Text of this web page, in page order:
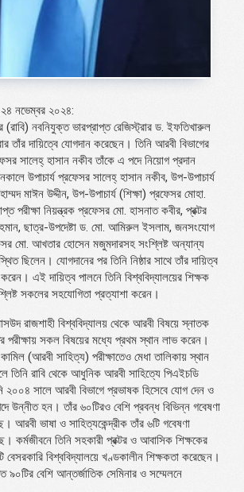
২৪ নভেম্বর ২০২৪:
(রাবি) নবনিযুক্ত ভারপ্রাপ্ত রেজিস্ট্রার ড. ইফতিখারুল
দায়িত্বে যোগদান করেছেন। তিনি আরবী বিভাগের
সালেহ্ হাসান নকীব তাঁকে এ পদে নিয়োগ প্রদান
উপাচার্য প্রফেসর সালেহ্ হাসান নকীব, উপ-উপাচার্য
মাঈন উদ্দীন, উপ-উপাচার্য (শিক্ষা) প্রফেসর মোহা.
পরীক্ষা নিয়ন্ত্রক প্রফেসর মো. হাসনাত কবীর, প্রক্টর
ছাত্র-উপদেষ্টা ড. মো. আমিরুল ইসলাম, জনসংযোগ
মো. আখতার হোসেন মজুমদারসহ সংশ্লিষ্ট অন্যান্য
ছিলেন। যোগদানের পর তিনি নিষ্ঠার সাথে তাঁর দায়িত্ব
এই দায়িত্ব পালনে তিনি বিশ্ববিদ্যালয়ের শিক্ষক
সকলের সহযোগিতা প্রত্যাশা করেন।
রাজশাহী বিশ্ববিদ্যালয় থেকে আরবী বিষয়ে স্নাতক
সকল বিষয়ের মধ্যে প্রথম স্থান লাভ করেন।
(আরবী সাহিত্য) পরীক্ষাতেও মেধা তালিকায় স্থান
রাবি থেকে আধুনিক আরবী সাহিত্যে পিএইচডি
২০০৪ সালে আরবী বিভাগে প্রভাষক হিসেবে যোগ দেন ও
উন্নীত হন। তাঁর ৬০টিরও বেশি প্রবন্ধ বিভিন্ন গবেষণা
আরবী ভাষা ও সাহিত্যকেন্দ্রীক তাঁর ৬টি গবেষণা
কর্মজীবনে তিনি সহকারী প্রক্টর ও আবাসিক শিক্ষকের
বেসরকারি বিশ্ববিদ্যালয়ে খণ্ডকালীন শিক্ষকতা করেছেন।
৯০টির বেশি আন্তর্জাতিক সেমিনার ও সম্মেলনে